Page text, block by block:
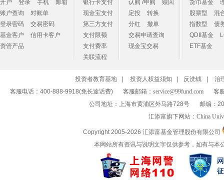
开户
登录 手机
邮箱
账户查询
对账单
登录密码
交易密码
基金客户
信用卡客户
资管产品
银行卡支付
现金宝支付
第三方支付
支付限额
支付费率
关联流程
认购 /申购
赎回
定投
转换
分红
撤单
交易申请查询
现金宝交易
货币基金
股票型
混
指数型
债
QDII基金
ETF基金
投资者教育基地 投资人权益须知 反洗钱
治
客服电话：400-888-9918(免长途话费)
客服邮箱： service@99fund.com
客
公司地址：上海市黄浦区外马路728号
邮编：
汇添富旗下网站： China
Copyright 2005-2026 汇添富基金管理股份有限公司
本网站所有资讯与说明文字仅供参考，如有与本